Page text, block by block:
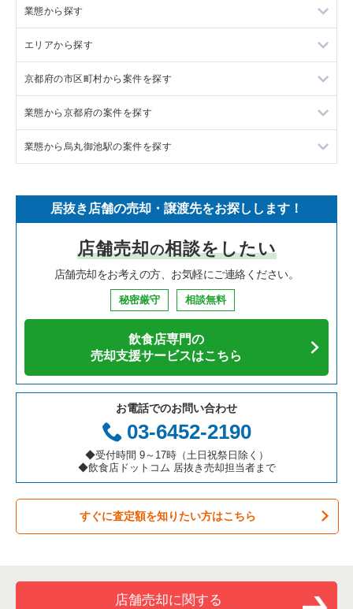
業態から探す
ラーメンの居抜き売却物件の案件一覧
フランス料理の居抜き売却物件の案件一覧
イタリア料理の居抜き売却物件の案件一覧
中華の居抜き売却物件の案件一覧
寿司の居抜き売却物件の案件一覧
焼肉の居抜き売却物件の案件一覧
鉄板焼き・お好み焼の居抜き売却物件の案件一覧
カフェの居抜き売却物件の案件一覧
テイクアウトの居抜き売却物件の案件一覧
お弁当・惣菜・デリの居抜き売却物件の案件一覧
カラオケ・パブ・スナックの居抜き売却物件の案件一覧
バーの居抜き売却物件の案件一覧
居酒屋・ダイニングバーの居抜き売却物件の案件一覧
エリアから探す
東京23区の飲食店の居抜き売却物件の案件一覧
東京都下の飲食店の居抜き売却物件の案件一覧
千葉県の飲食店の居抜き売却物件の案件一覧
神奈川県の飲食店の居抜き売却物件の案件一覧
大阪府の飲食店の居抜き売却物件の案件一覧
兵庫県の飲食店の居抜き売却物件の案件一覧
愛知県の飲食店の居抜き売却物件の案件一覧
岐阜県の飲食店の居抜き売却物件の案件一覧
三重県の飲食店の居抜き売却物件の案件一覧
京都府の市区町村から案件を探す
京都市中京区の飲食店の居抜き売却物件の案件一覧
京田辺市の飲食店の居抜き売却物件の案件一覧
京都市下京区の飲食店の居抜き売却物件の案件一覧
京都市上京区の飲食店の居抜き売却物件の案件一覧
京都市東山区の飲食店の居抜き売却物件の案件一覧
京都市西京区の飲食店の居抜き売却物件の案件一覧
京都市伏見区の飲食店の居抜き売却物件の案件一覧
京都市北区の飲食店の居抜き売却物件の案件一覧
京都市山科区の飲食店の居抜き売却物件の案件一覧
京都市南区の飲食店の居抜き売却物件の案件一覧
宇治市の飲食店の居抜き売却物件の案件一覧
業態から京都府の案件を探す
京都府のラーメンの居抜き売却物件の案件一覧
京都府のイタリア料理の居抜き売却物件の案件一覧
京都府の中華の居抜き売却物件の案件一覧
京都府の寿司の居抜き売却物件の案件一覧
京都府の鉄板焼き・お好み焼の居抜き売却物件の案件一覧
京都府のアジア料理の居抜き売却物件の案件一覧
京都府のカフェの居抜き売却物件の案件一覧
京都府のテイクアウトの居抜き売却物件の案件一覧
京都府のお弁当・惣菜・デリの居抜き売却物件の案件一覧
京都府のカラオケ・パブ・スナックの居抜き売却物件の案件一
覧
京都府の居酒屋・ダイニングバーの居抜き売却物件の案件一覧
業態から烏丸御池駅の案件を探す
烏丸御池駅のフランス料理の居抜き売却物件の案件一覧
烏丸御池駅の中華の居抜き売却物件の案件一覧
烏丸御池駅の鉄板焼き・お好み焼の居抜き売却物件の案件一覧
烏丸御池駅のバーの居抜き売却物件の案件一覧
烏丸御池駅の居酒屋・ダイニングバーの居抜き売却物件の案件
烏丸御池駅の和食の居抜き売却物件の案件一覧
烏丸御池駅のその他の居抜き売却物件の案件一覧
居抜き店舗の売却・譲渡先をお探しします！
店舗売却の相談をしたい
店舗売却をお考えの方、お気軽にご連絡ください。
秘密厳守 相談無料
飲食店専門の
売却支援サービスはこちら
お電話でのお問い合わせ
03-6452-2190
◆受付時間 9～17時（土日祝祭日除く）
◆飲食店ドットコム 居抜き売却担当者まで
すぐに査定額を知りたい方はこちら
店舗売却に関する